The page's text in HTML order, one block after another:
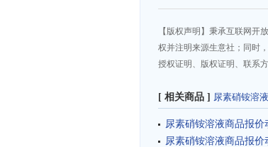
【版权声明】秉承互联网开
权并注明来源生意社；同时
授权证明、版权证明、联系
[ 相关商品 ] 尿素硝铵溶液
尿素硝铵溶液商品报价
尿素硝铵溶液商品报价